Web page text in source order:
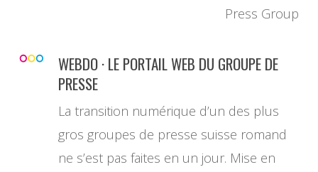
Press Group
WEBDO · LE PORTAIL WEB DU GROUPE DE
PRESSE
La transition numérique d’un des plus
gros groupes de presse suisse romand
ne s’est pas faites en un jour. Mise en